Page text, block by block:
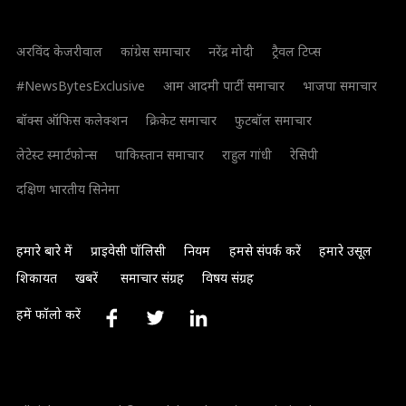
अरविंद केजरीवाल कांग्रेस समाचार नरेंद्र मोदी
ट्रैवल टिप्स
#NewsBytesExclusive
आम आदमी पार्टी समाचार
भाजपा समाचार
बॉक्स ऑफिस कलेक्शन
क्रिकेट समाचार
फुटबॉल समाचार
लेटेस्ट स्मार्टफोन्स
पाकिस्तान समाचार राहुल गांधी
रेसिपी
दक्षिण भारतीय सिनेमा
हमारे बारे में प्राइवेसी पॉलिसी नियम हमसे संपर्क करें
हमारे उसूल
शिकायत
खबरें समाचार संग्रह विषय संग्रह
हमें फॉलो करें